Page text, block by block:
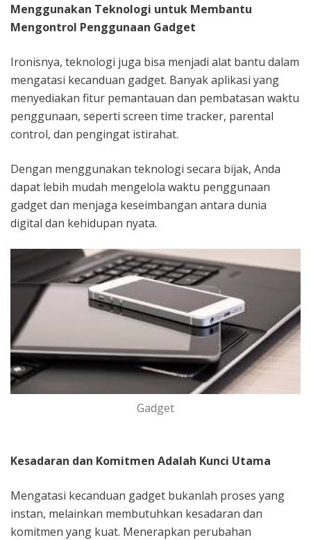
Menggunakan Teknologi untuk Membantu
Mengontrol Penggunaan Gadget
Ironisnya, teknologi juga bisa menjadi alat bantu dalam
mengatasi kecanduan gadget. Banyak aplikasi yang
menyediakan fitur pemantauan dan pembatasan waktu
penggunaan, seperti screen time tracker, parental
control, dan pengingat istirahat.
Dengan menggunakan teknologi secara bijak, Anda
dapat lebih mudah mengelola waktu penggunaan
gadget dan menjaga keseimbangan antara dunia
digital dan kehidupan nyata.
Gadget
Kesadaran dan Komitmen Adalah Kunci Utama
Mengatasi kecanduan gadget bukanlah proses yang
instan, melainkan membutuhkan kesadaran dan
komitmen yang kuat. Menerapkan perubahan